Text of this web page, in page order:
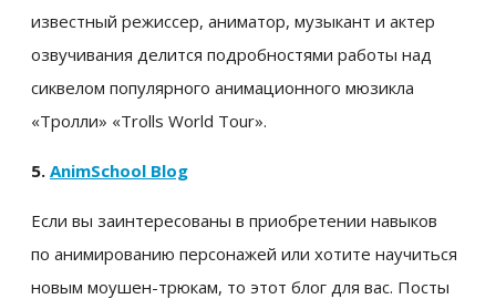
известный режиссер, аниматор, музыкант и актер
озвучивания делится подробностями работы над
сиквелом популярного анимационного мюзикла
«Тролли» «Trolls World Tour».
5. AnimSchool Blog
Если вы заинтересованы в приобретении навыков
по анимированию персонажей или хотите научиться
новым моушен-трюкам, то этот блог для вас. Посты